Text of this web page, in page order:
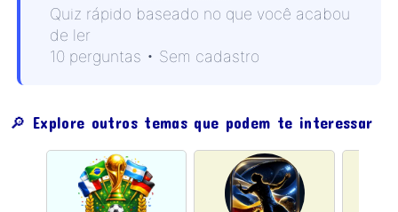
Quiz rápido baseado no que você acabou
de ler
10 perguntas • Sem cadastro
🔎 Explore outros temas que podem te interessar